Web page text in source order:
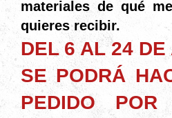
materiales de
quieres recibir.
DEL 6 AL 24 DE
SE PODRÁ
PEDIDO